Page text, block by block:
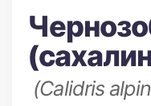
(Calidris